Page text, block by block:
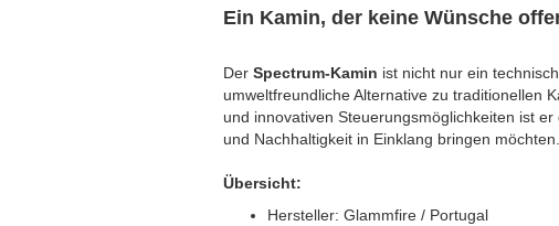
Ein Kamin, der keine Wünsche
Der Spectrum-Kamin ist nicht nur ein
umweltfreundliche Alternative zu traditionellen
und innovativen Steuerungsmöglichkeiten ist
und Nachhaltigkeit in Einklang bringen möchten.
Übersicht:
Hersteller: Glammfire / Portugal